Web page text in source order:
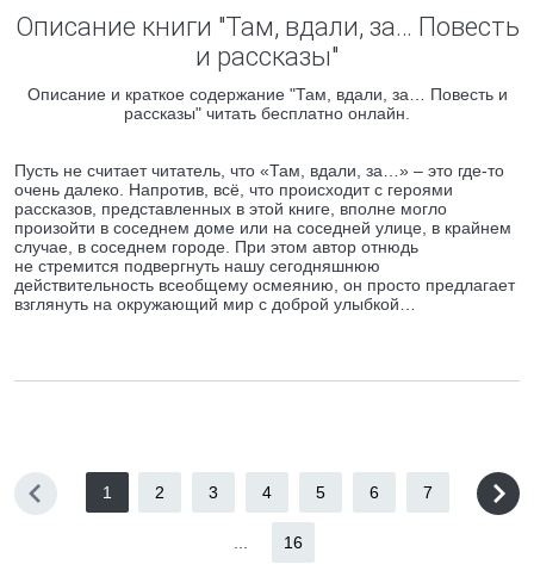
Описание книги "Там, вдали, за… Повесть
и рассказы"
Описание и краткое содержание "Там, вдали, за… Повесть и
рассказы" читать бесплатно онлайн.
Пусть не считает читатель, что «Там, вдали, за…» – это где-то
очень далеко. Напротив, всё, что происходит с героями
рассказов, представленных в этой книге, вполне могло
произойти в соседнем доме или на соседней улице, в крайнем
случае, в соседнем городе. При этом автор отнюдь
не стремится подвергнуть нашу сегодняшнюю
действительность всеобщему осмеянию, он просто предлагает
взглянуть на окружающий мир с доброй улыбкой…
1 2 3 4 5 6 7
16